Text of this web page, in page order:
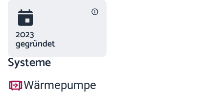
2023
gegründet
Systeme
Wärmepumpe